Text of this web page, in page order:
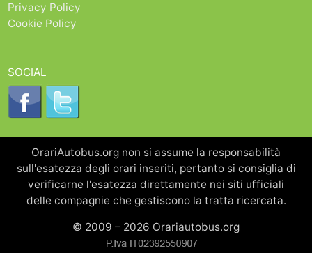
Privacy Policy
Cookie Policy
SOCIAL
OrariAutobus.org non si assume la responsabilità
sull'esatezza degli orari inseriti, pertanto si consiglia di
verificarne l'esatezza direttamente nei siti ufficiali
delle compagnie che gestiscono la tratta ricercata.
© 2009 – 2026 Orariautobus.org